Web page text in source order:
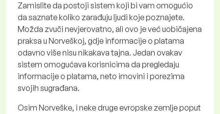
Zamislite da postoji sistem koji bi vam omogućio
da saznate koliko zarađuju ljudi koje poznajete.
Možda zvuči nevjerovatno, ali ovo je već uobičajena
praksa u Norveškoj, gdje informacije o platama
odavno više nisu nikakava tajna. Jedan ovakav
sistem omogućava korisnicima da pregledaju
informacije o platama, neto imovini i porezima
svojih sugrađana.
Osim Norveške, i neke druge evropske zemlje poput